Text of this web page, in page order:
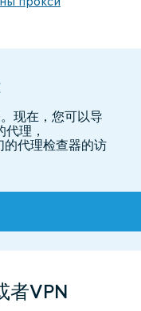
现在，您可以导
理，
代理检查器的访
者VPN